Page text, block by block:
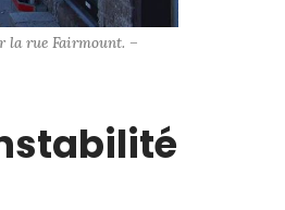
la rue Fairmount. –